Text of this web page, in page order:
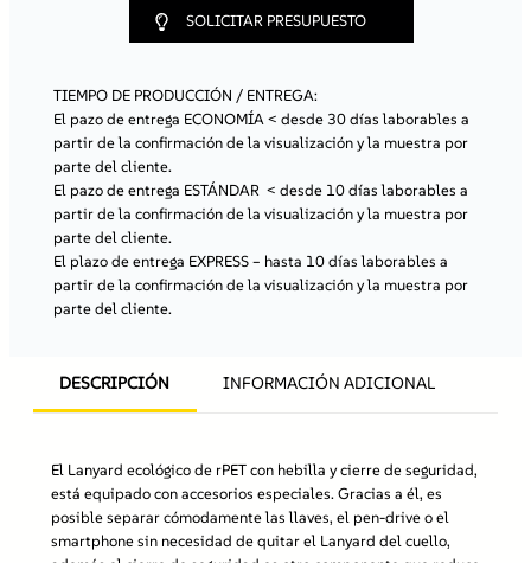
T
c
o
n
h
e
b
i
l
l
e
p
s
t
i
c
SOLICITAR PRESUPUESTO
TIEMPO DE PRODUCCIÓN / ENTREGA:
El pazo de entrega ECONOMÍA< desde 30 días laborables a
partir de la confirmación de la visualización y la muestra por
parte del cliente.
El pazo de entrega ESTÁNDAR< desde 10 días laborables a
partir de la confirmación de la visualización y la muestra por
parte del cliente.
El plazo de entrega EXPRESS– hasta 10 días laborables a
partir de la confirmación de la visualización y la muestra por
parte del cliente.
DESCRIPCIÓN INFORMACIÓN ADICIONAL
El Lanyard ecológico de rPET con hebilla y cierre de seguridad,
está equipado con accesorios especiales. Gracias a él, es
posible separar cómodamente las llaves, el pen-drive o el
smartphone sin necesidad de quitar el Lanyard del cuello,